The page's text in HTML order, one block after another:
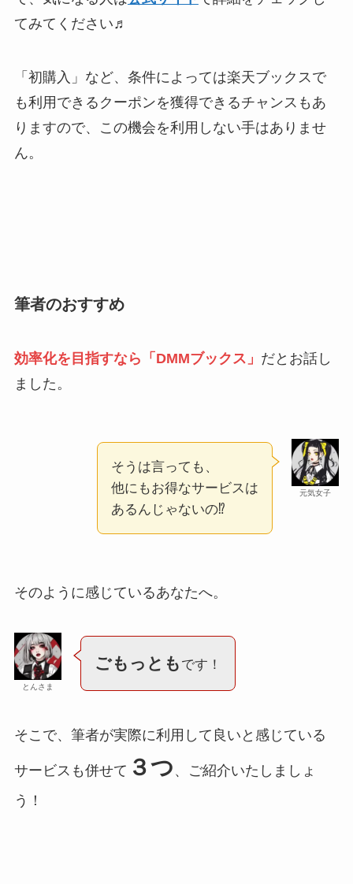
てみてください♬
「初購入」など、条件によっては楽天ブックスで
も利用できるクーポンを獲得できるチャンスもあ
りますので、この機会を利用しない手はありませ
ん。
筆者のおすすめ
効率化を目指すなら「DMMブックス」 だとお話し
ました。
元気女子
そうは言っても、
他にもお得なサービスは
あるんじゃないの⁉
そのように感じているあなたへ。
とんさま
ごもっとも です！
そこで、筆者が実際に利用して良いと感じている
サービスも併せて ３つ 、ご紹介いたしましょ
う！